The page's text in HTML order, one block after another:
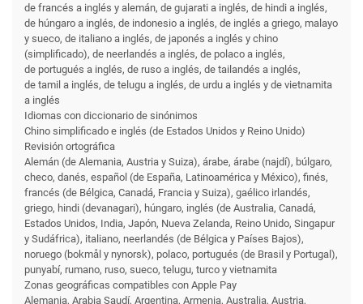
de francés a inglés y alemán, de gujarati a inglés, de hindi a inglés,
de húngaro a inglés, de indonesio a inglés, de inglés a griego, malayo
y sueco, de italiano a inglés, de japonés a inglés y chino
(simplificado), de neerlandés a inglés, de polaco a inglés,
de portugués a inglés, de ruso a inglés, de tailandés a inglés,
de tamil a inglés, de telugu a inglés, de urdu a inglés y de vietnamita
a inglés
Idiomas con diccionario de sinónimos
Chino simplificado e inglés (de Estados Unidos y Reino Unido)
Revisión ortográfica
Alemán (de Alemania, Austria y Suiza), árabe, árabe (najdí), búlgaro,
checo, danés, español (de España, Latinoamérica y México), finés,
francés (de Bélgica, Canadá, Francia y Suiza), gaélico irlandés,
griego, hindi (devanagari), húngaro, inglés (de Australia, Canadá,
Estados Unidos, India, Japón, Nueva Zelanda, Reino Unido, Singapur
y Sudáfrica), italiano, neerlandés (de Bélgica y Países Bajos),
noruego (bokmål y nynorsk), polaco, portugués (de Brasil y Portugal),
punyabí, rumano, ruso, sueco, telugu, turco y vietnamita
Zonas geográficas compatibles con Apple Pay
Alemania, Arabia Saudí, Argentina, Armenia, Australia, Austria,